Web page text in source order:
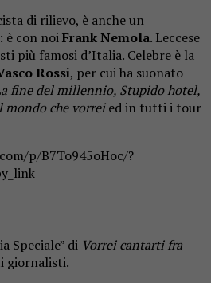
di rilievo, è anche un
è con noiFrank Nemola. Leccese
più famosi d’Italia. Celebre è la
Rossi, per cui ha suonato
fine del millennio, Stupido hotel,
mondo che vorreied in tutti i tour
p/B7To945oHoc/?
Speciale” di Vorrei cantarti fra
giornalisti.